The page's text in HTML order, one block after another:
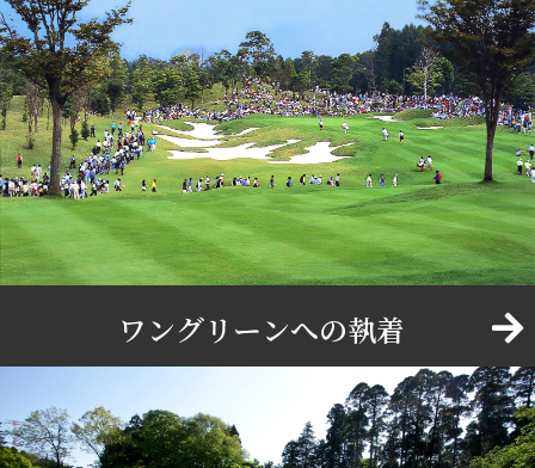
ワングリーンへの執着